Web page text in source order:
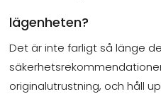
lägenheten?
Det är inte farligt så länge
originalutrustning, och håll